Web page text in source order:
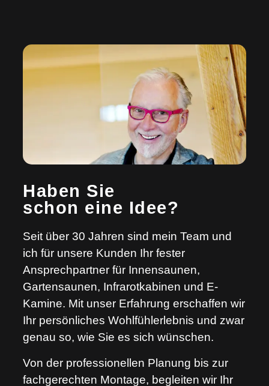
Haben Sie
schon eine Idee?
Seit über 30 Jahren sind mein Team und
ich für unsere Kunden Ihr fester
Ansprechpartner für Innensaunen,
Gartensaunen, Infrarotkabinen und E-
Kamine. Mit unser Erfahrung erschaffen wir
Ihr persönliches Wohlfühlerlebnis und zwar
genau so, wie Sie es sich wünschen.
Von der professionellen Planung bis zur
fachgerechten Montage, begleiten wir Ihr